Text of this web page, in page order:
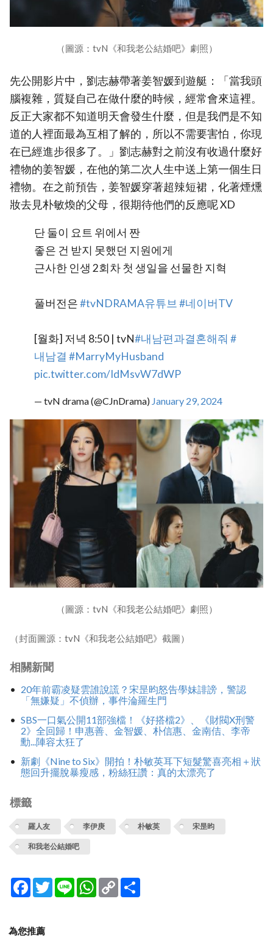
（圖源：tvN《和我老公結婚吧》劇照）
先公開影片中，劉志赫帶著姜智媛到遊艇：「當我頭
腦複雜，質疑自己在做什麼的時候，經常會來這裡。
反正大家都不知道明天會發生什麼，但是我們是不知
道的人裡面最為互相了解的，所以不需要害怕，你現
在已經進步很多了。」劉志赫對之前沒有收過什麼好
禮物的姜智媛，在他的第二次人生中送上第一個生日
禮物。在之前預告，姜智媛穿著超辣短裙，化著煙燻
妝去見朴敏煥的父母，很期待他們的反應呢 XD
단 둘이 요트 위에서 짠
좋은 건 받지 못했던 지원에게
근사한 인생 2회차 첫 생일을 선물한 지혁
풀버전은#tvNDRAMA유튜브#네이버TV
[월화] 저녁 8:50 | tvN#내남편과결혼해줘 #
내남결 #MarryMyHusband
pic.twitter.com/IdMsvW7dWP
— tvN drama (@CJnDrama) January 29, 2024
（圖源：tvN《和我老公結婚吧》劇照）
（封面圖源：tvN《和我老公結婚吧》截圖）
相關新聞
20年前霸凌疑雲誰說謊？宋昰昀怒告學妹誹謗，警認
「無嫌疑」不偵辦，事件淪羅生門
SBS一口氣公開11部強檔！《好搭檔2》、《財閥X刑警
2》全回歸！申惠善、金智媛、朴信惠、金南佶、李帝
勳...陣容太狂了
新劇《Nine to Six》開拍！朴敏英耳下短髮驚喜亮相＋狀
態回升擺脫暴瘦感，粉絲狂讚：真的太漂亮了
標籤
羅人友 李伊庚 朴敏英 宋昰昀
和我老公結婚吧
Facebook
TwitterLine WhatsApp
Copy
Link
為您推薦